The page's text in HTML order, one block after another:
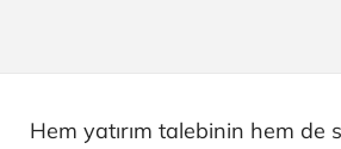
Hem yatırım talebinin hem de